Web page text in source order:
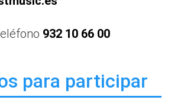
932 10 66 00
para participar